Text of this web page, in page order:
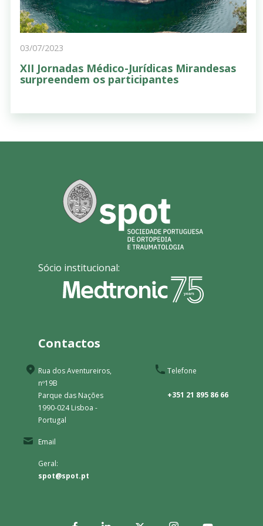
03/07/2023
XII Jornadas Médico-Jurídicas Mirandesas
surpreendem os participantes
Sócio institucional:
Contactos
Rua dos Aventureiros,
nº19B
Parque das Nações
1990-024 Lisboa -
Portugal
Telefone
+351 21 895 86 66
Email
Geral:
spot@spot.pt